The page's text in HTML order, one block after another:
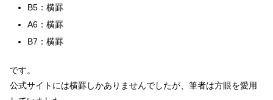
B5：横罫
A6：横罫
B7：横罫
です。
公式サイトには横罫しかありませんでしたが、筆者は方眼を愛用